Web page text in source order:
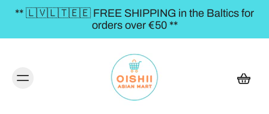
** 🇱🇻🇱🇹🇪🇪 FREE SHIPPING in the Baltics for
orders over €50 **